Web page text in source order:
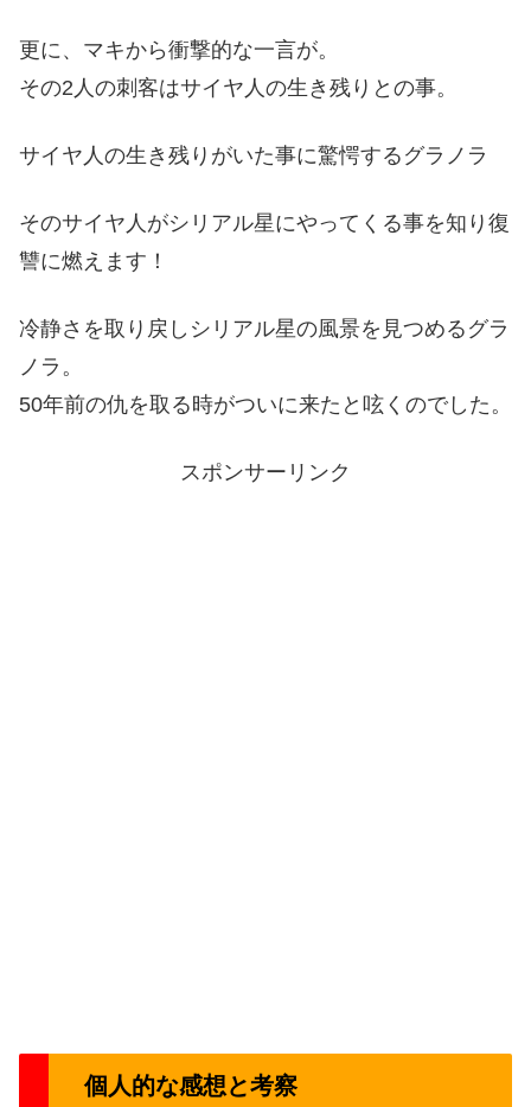
更に、マキから衝撃的な一言が。
その2人の刺客はサイヤ人の生き残りとの事。
サイヤ人の生き残りがいた事に驚愕するグラノラ
そのサイヤ人がシリアル星にやってくる事を知り復
讐に燃えます！
冷静さを取り戻しシリアル星の風景を見つめるグラ
ノラ。
50年前の仇を取る時がついに来たと呟くのでした。
スポンサーリンク
個人的な感想と考察